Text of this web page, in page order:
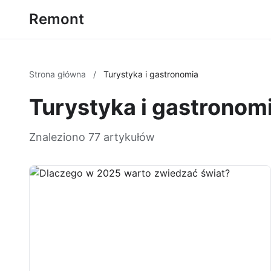
Remont
Strona główna / Turystyka i gastronomia
Turystyka i
Znaleziono 77 artykułów